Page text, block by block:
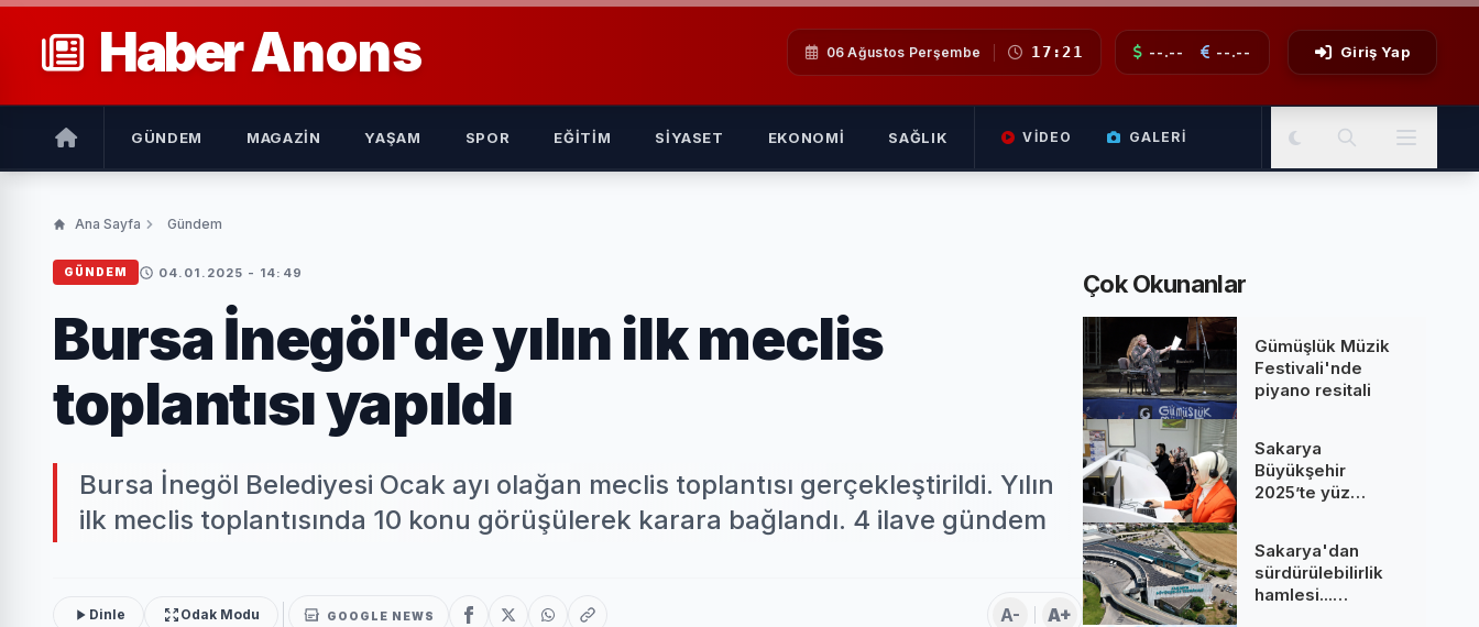
HaberAnons 06 Ağustos Perşembe 17:21 --.-- --.-- Giriş Yap
GÜNDEM MAGAZIN YAŞAM SPOR EĞITIM SIYASET EKONOMI SAĞLIK VIDEO GALERI
Ana Sayfa Gündem
GÜNDEM 04.01.2025 - 14:49
Bursa İnegöl'de yılın ilk meclis
toplantısı yapıldı
Bursa İnegöl Belediyesi Ocak ayı olağan meclis toplantısı gerçekleştirildi. Yılın
ilk meclis toplantısında 10 konu görüşülerek karara bağlandı. 4 ilave gündem
Dinle Odak Modu GOOGLE NEWS A- A+
Çok Okunanlar
Gümüşlük Müzik
Festivali'nde
piyano resitali
Sakarya
Büyükşehir
2025’te yüz
çağrı cevaplandı
Sakarya'dan
sürdürülebilirlik
hamlesi...